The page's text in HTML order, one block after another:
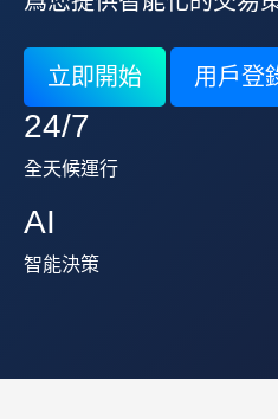
立即開始 用戶登
24/7
全天候運行
AI
智能決策